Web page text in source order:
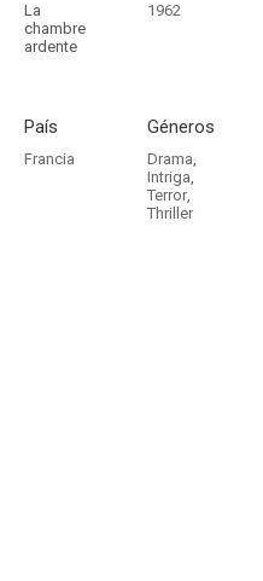
La
chambre
ardente
1962
País
Francia
Géneros
Drama,
Intriga,
Terror,
Thriller